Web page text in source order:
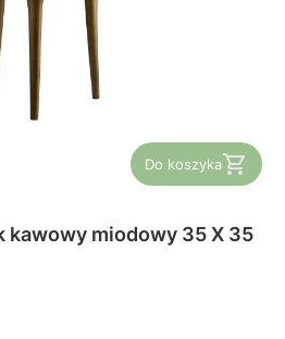
Do koszyka
stolik kawowy miodowy 35 X 35